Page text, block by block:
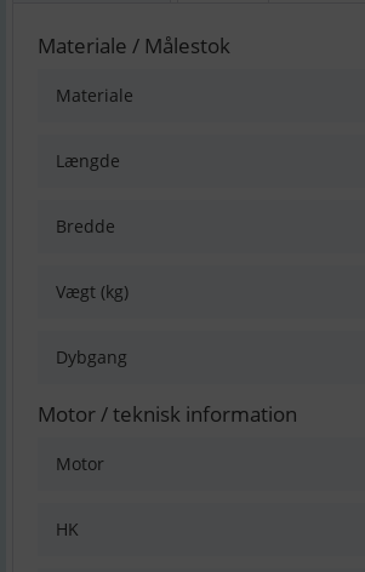
Materiale / Målestok
Materiale
Længde
Bredde
Vægt (kg)
Dybgang
Motor / teknisk information
Motor
HK